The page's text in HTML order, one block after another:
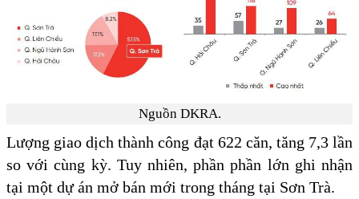
Nguồn DKRA.
Lượng giao dịch thành công đạt 622 căn, tăng 7,3 lần
so với cùng kỳ. Tuy nhiên, phần phần lớn ghi nhận
tại một dự án mở bán mới trong tháng tại Sơn Trà.